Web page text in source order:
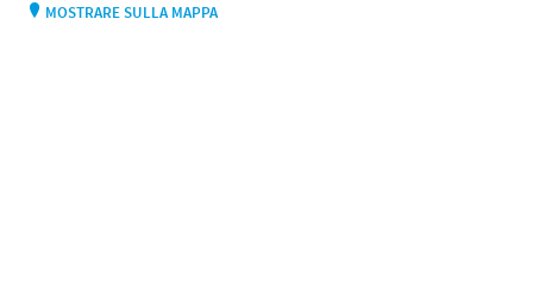
MOSTRARE SULLA MAPPA